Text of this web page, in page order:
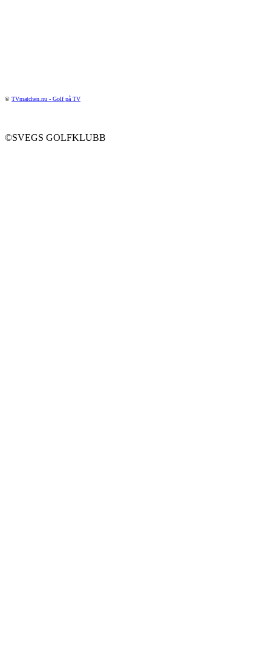
© TVmatchen.nu - Golf på TV
©SVEGS GOLFKLUBB